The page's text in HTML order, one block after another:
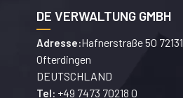
DE VERWALTUNG GMBH
Adresse:Hafnerstraße 50 72131
Ofterdingen
DEUTSCHLAND
Tel: +49 7473 70218 0